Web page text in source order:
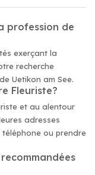
profession de
exerçant la
recherche
Uetikon am See.
Fleuriste?
et au alentour
adresses
téléphone ou prendre